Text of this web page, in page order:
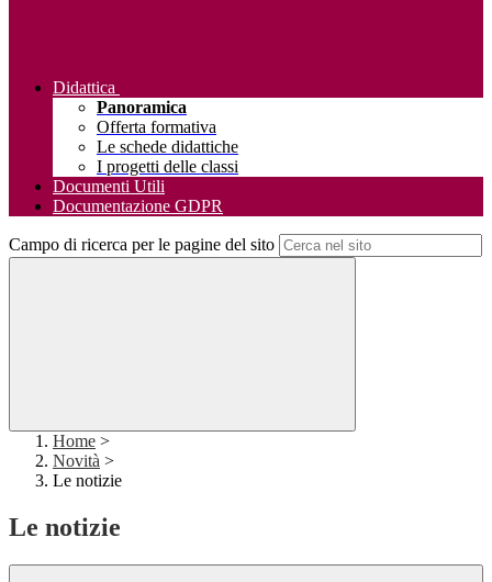
Didattica
Panoramica
Offerta formativa
Le schede didattiche
I progetti delle classi
Documenti Utili
Documentazione GDPR
Campo di ricerca per le pagine del sito
Home >
Novità >
Le notizie
Le notizie